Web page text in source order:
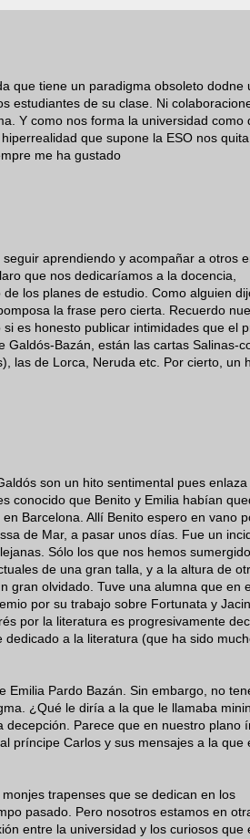
que tiene un paradigma obsoleto dodne
estudiantes de su clase. Ni
Y como nos forma la universidad como
que supone la ESO nos quita
me ha gustado
aprendiendo y acompañar a otros
que nos dedicaríamos a la docencia,
los planes de estudio. Como alguien
la frase pero cierta. Recuerdo
es honesto publicar intimidades que el
Bazán, están las cartas Salinas-
las de Lorca, Neruda etc. Por cierto, un
son un hito sentimental pues enlaza
conocido que Benito y Emilia habían
Barcelona. Allí Benito espero en vano
de Mar, a pasar unos días. Fue un
Sólo los que nos hemos
de una gran talla, y a la altura de
gran olvidado. Tuve una alumna que en
por su trabajo sobre Fortunata y
por la literatura es progresivamente
a la literatura (que ha sido
Emilia Pardo Bazán. Sin embargo, no
¿Qué le diría a la que le llamaba
Parece que en nuestro plano
príncipe Carlos y sus mensajes a la que
trapenses que se dedican en los
pasado. Pero nosotros estamos en
entre la universidad y los curiosos que